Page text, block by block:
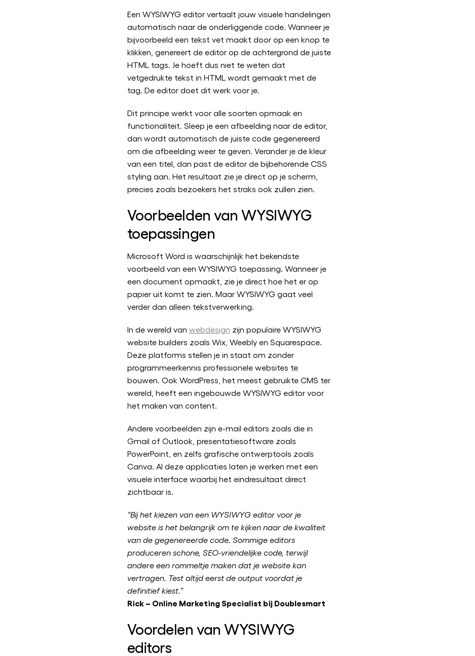
Een WYSIWYG editor vertaalt jouw visuele handelingen
automatisch naar de onderliggende code. Wanneer je
bijvoorbeeld een tekst vet maakt door op een knop te
klikken, genereert de editor op de achtergrond de juiste
HTML tags. Je hoeft dus niet te weten dat
vetgedrukte tekst in HTML wordt gemaakt met de
tag. De editor doet dit werk voor je.
Dit principe werkt voor alle soorten opmaak en
functionaliteit. Sleep je een afbeelding naar de editor,
dan wordt automatisch de juiste code gegenereerd
om die afbeelding weer te geven. Verander je de kleur
van een titel, dan past de editor de bijbehorende CSS
styling aan. Het resultaat zie je direct op je scherm,
precies zoals bezoekers het straks ook zullen zien.
Voorbeelden van WYSIWYG
toepassingen
Microsoft Word is waarschijnlijk het bekendste
voorbeeld van een WYSIWYG toepassing. Wanneer je
een document opmaakt, zie je direct hoe het er op
papier uit komt te zien. Maar WYSIWYG gaat veel
verder dan alleen tekstverwerking.
In de wereld van webdesign zijn populaire WYSIWYG
website builders zoals Wix, Weebly en Squarespace.
Deze platforms stellen je in staat om zonder
programmeerkennis professionele websites te
bouwen. Ook WordPress, het meest gebruikte CMS ter
wereld, heeft een ingebouwde WYSIWYG editor voor
het maken van content.
Andere voorbeelden zijn e-mail editors zoals die in
Gmail of Outlook, presentatiesoftware zoals
PowerPoint, en zelfs grafische ontwerptools zoals
Canva. Al deze applicaties laten je werken met een
visuele interface waarbij het eindresultaat direct
zichtbaar is.
“Bij het kiezen van een WYSIWYG editor voor je
website is het belangrijk om te kijken naar de kwaliteit
van de gegenereerde code. Sommige editors
produceren schone, SEO-vriendelijke code, terwijl
andere een rommeltje maken dat je website kan
vertragen. Test altijd eerst de output voordat je
definitief kiest.”
Rick – Online Marketing Specialist bij Doublesmart
Voordelen van WYSIWYG
editors